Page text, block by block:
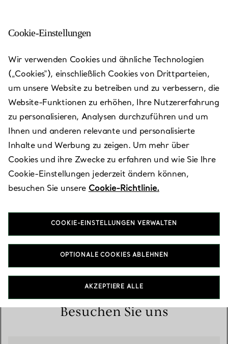
Paris - Champs-Elysees
Heute bis 19:30 geöffnet
VEREINBAREN SIE EINEN TERMIN
Verfügbare Leistungen
Flagship
62, avenue des Champs-Élysées,Paris, Ile-de-France,FR
Besuchen Sie uns
Cookie-Einstellungen
Wir verwenden Cookies und ähnliche Technologien
(„Cookies“), einschließlich Cookies von Drittparteien,
um unsere Website zu betreiben und zu verbessern, die
Website-Funktionen zu erhöhen, Ihre Nutzererfahrung
zu personalisieren, Analysen durchzuführen und um
Ihnen und anderen relevante und personalisierte
Inhalte und Werbung zu zeigen. Um mehr über
Cookies und ihre Zwecke zu erfahren und wie Sie Ihre
Cookie-Einstellungen jederzeit ändern können,
besuchen Sie unsere Cookie-Richtlinie.
COOKIE-EINSTELLUNGEN VERWALTEN
OPTIONALE COOKIES ABLEHNEN
AKZEPTIERE ALLE